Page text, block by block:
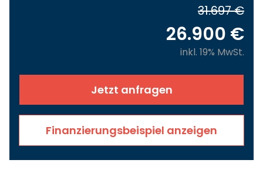
26.900 €
31.697 €
inkl. 19% MwSt.
Jetzt anfragen
Finanzierungsbeispiel anzeigen